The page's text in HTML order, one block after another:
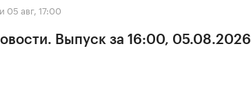
05 авг, 17:00
Выпуск за 16:00, 05.08.2026